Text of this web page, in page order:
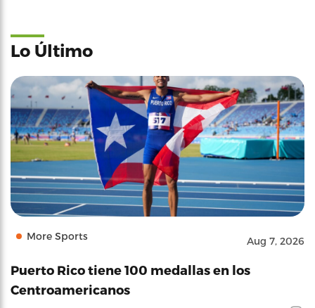
Lo Último
More Sports Aug 7, 2026
Puerto Rico tiene 100 medallas en los
Centroamericanos